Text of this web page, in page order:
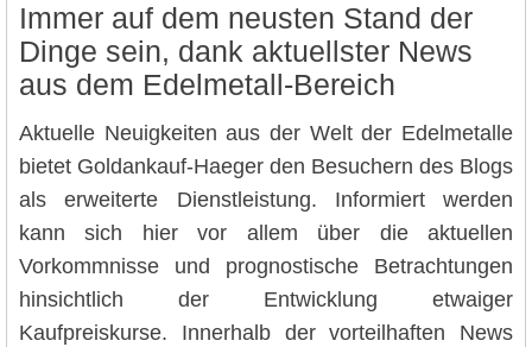
Immer auf dem neusten Stand der
Dinge sein, dank aktuellster News
aus dem Edelmetall-Bereich
Aktuelle Neuigkeiten aus der Welt der Edelmetalle
bietet Goldankauf-Haeger den Besuchern des Blogs
als erweiterte Dienstleistung. Informiert werden
kann sich hier vor allem über die aktuellen
Vorkommnisse und prognostische Betrachtungen
hinsichtlich der Entwicklung etwaiger
Kaufpreiskurse. Innerhalb der vorteilhaften News